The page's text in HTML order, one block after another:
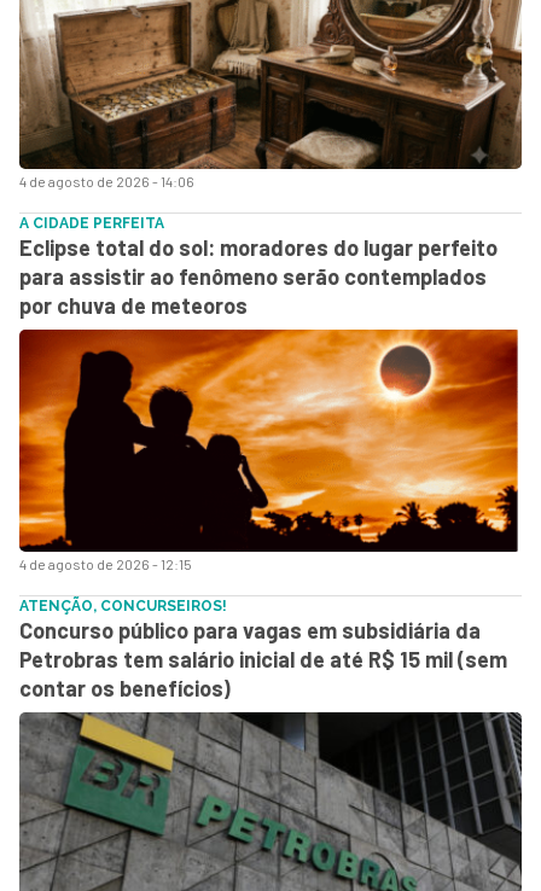
4 de agosto de 2026 - 14:06
4 de agosto de 2026 - 12:15
A CIDADE PERFEITA
Eclipse total do sol: moradores do lugar perfeito
para assistir ao fenômeno serão contemplados
por chuva de meteoros
ATENÇÃO, CONCURSEIROS!
Concurso público para vagas em subsidiária da
Petrobras tem salário inicial de até R$ 15 mil (sem
contar os benefícios)